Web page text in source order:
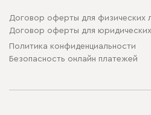
Договор оферты для физических
Договор оферты для
Политика конфиденциальности
Безопасность онлайн платежей